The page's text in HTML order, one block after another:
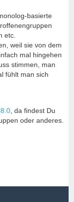
basierte
etc.
weil sie von dem
mal hingehen
stimmen, man
fühlt man sich
, da findest Du
oder anderes.